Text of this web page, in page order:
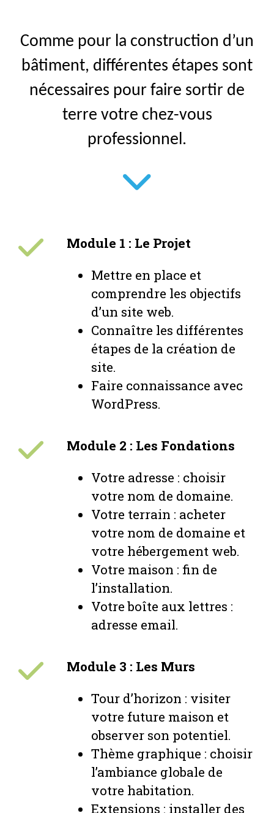
Comme pour la construction d’un
bâtiment, différentes étapes sont
nécessaires pour faire sortir de
terre votre chez-vous
professionnel.
Module 1 : Le Projet
Mettre en place et
comprendre les objectifs
d’un site web.
Connaître les différentes
étapes de la création de
site.
Faire connaissance avec
WordPress.
Module 2 : Les Fondations
Votre adresse : choisir
votre nom de domaine.
Votre terrain : acheter
votre nom de domaine et
votre hébergement web.
Votre maison : fin de
l’installation.
Votre boîte aux lettres :
adresse email.
Module 3 : Les Murs
Tour d’horizon : visiter
votre future maison et
observer son potentiel.
Thème graphique : choisir
l’ambiance globale de
votre habitation.
Extensions : installer des